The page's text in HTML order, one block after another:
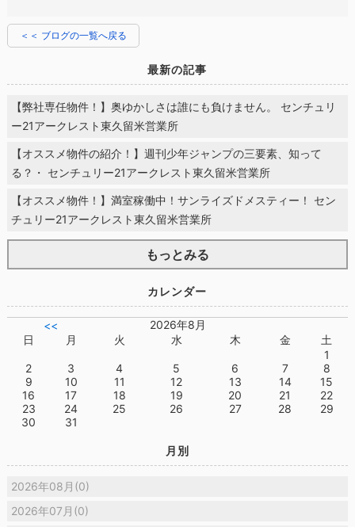
＜＜ ブログの一覧へ戻る
最新の記事
【弊社専任物件！】奥ゆかしさは誰にも負けません。 センチュリ
ー21アークレスト東久留米営業所
【オススメ物件の紹介！】週刊少年ジャンプの三要素、知って
る？・ センチュリー21アークレスト東久留米営業所
【オススメ物件！】満室稼働中！サンライズドメスティー！ セン
チュリー21アークレスト東久留米営業所
もっとみる
カレンダー
<<
2026年8月
日
月 火 水 木 金
土
1
2
3 4 5 6 7
8
9
10 11 12 13 14
15
16
17 18 19 20 21
22
23
24 25 26 27 28
29
30
31
月別
2026年08月(0)
2026年07月(0)